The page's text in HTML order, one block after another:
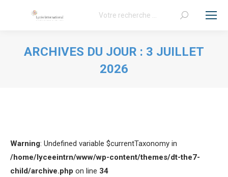
Recherche
ARCHIVES DU JOUR : 3 JUILLET
2026
Warning: Undefined variable $currentTaxonomy in
/home/lyceeintrn/www/wp-content/themes/dt-the7-
child/archive.php on line 34